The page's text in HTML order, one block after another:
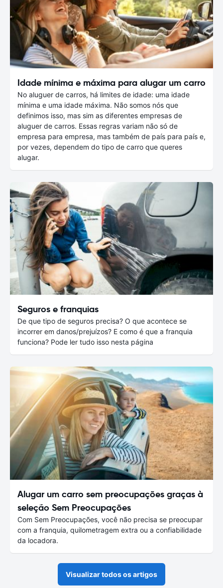
Idade mínima e máxima para alugar um carro
No aluguer de carros, há limites de idade: uma idade
mínima e uma idade máxima. Não somos nós que
definimos isso, mas sim as diferentes empresas de
aluguer de carros. Essas regras variam não só de
empresa para empresa, mas também de país para país e,
por vezes, dependem do tipo de carro que queres
alugar.
Seguros e franquias
De que tipo de seguros precisa? O que acontece se
incorrer em danos/prejuízos? E como é que a franquia
funciona? Pode ler tudo isso nesta página
Alugar um carro sem preocupações graças à
seleção Sem Preocupações
Com Sem Preocupações, você não precisa se preocupar
com a franquia, quilometragem extra ou a confiabilidade
da locadora.
Visualizar todos os artigos